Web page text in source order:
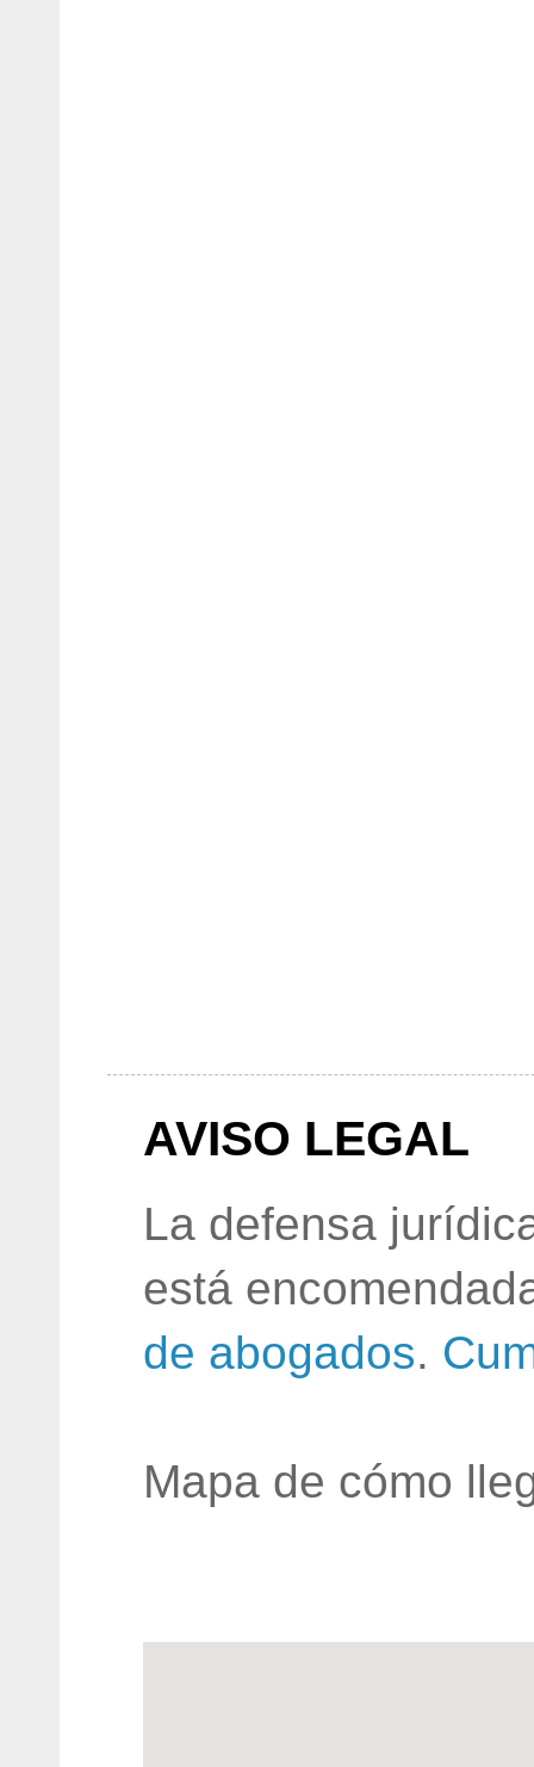
AVISO LEGAL
La defensa
está
de abogados.
Mapa de cómo